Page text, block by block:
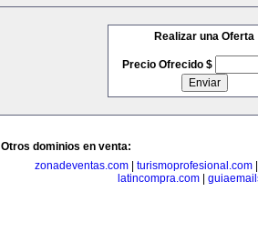
Realizar una Oferta
Precio Ofrecido $
Otros dominios en venta:
zonadeventas.com| turismoprofesional.com
latincompra.com|